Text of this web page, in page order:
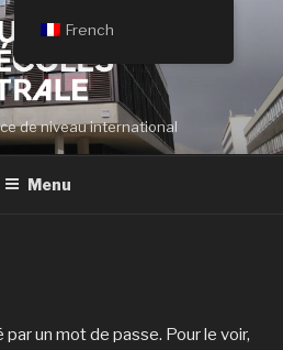
de niveau international
Menu
un mot de passe. Pour le voir,
French